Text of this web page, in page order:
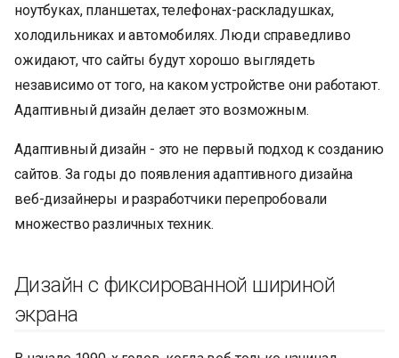
п
о
и
к
ноутбуках, планшетах, телефонах-раскладушках,
холодильниках и автомобилях. Люди справедливо
ожидают, что сайты будут хорошо выглядеть
независимо от того, на каком устройстве они работают.
Адаптивный дизайн делает это возможным.
Адаптивный дизайн - это не первый подход к созданию
сайтов. За годы до появления адаптивного дизайна
веб-дизайнеры и разработчики перепробовали
множество различных техник.
Дизайн с фиксированной шириной
экрана